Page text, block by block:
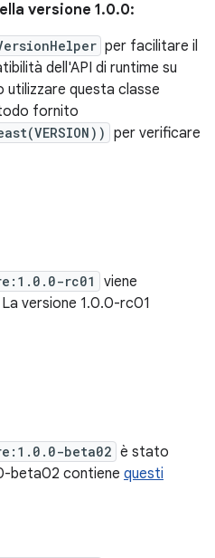
versione 1.0.0:
per facilitare il
dell'API di runtime su
utilizzare questa classe
fornito
per verificare
rc01
viene
versione 1.0.0-rc01
beta02 è stato
beta02 contiene questi